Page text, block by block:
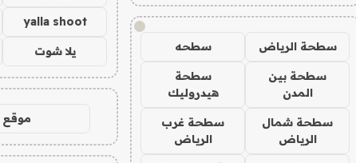
!
سطحة الرياض سطحه
سطحة بين
المدن
سطحة
هيدروليك
سطحة شمال
الرياض
سطحة غرب
الرياض
yalla shoot
يلا شوت
موقع